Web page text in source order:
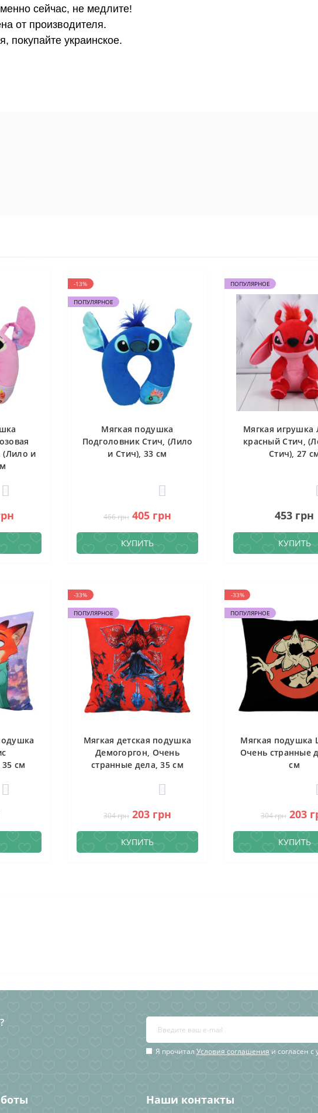
сейчас, не медлите!
от производителя.
покупайте украинское.
(Лило и
-13%
ПОПУЛЯРНОЕ
Мягкая подушка
Подголовник Стич, (Лило
и Стич), 33 см
466 грн 405 грн
КУПИТЬ
ПОПУЛЯРНОЕ
Мягкая игрушка
красный Стич,
Стич), 27
453 грн
КУПИТЬ
см
-33%
ПОПУЛЯРНОЕ
Мягкая детская подушка
Демогоргон, Очень
странные дела, 35 см
304 грн 203 грн
КУПИТЬ
-33%
ПОПУЛЯРНОЕ
Мягкая подушка
Очень странные
см
304 грн 203
КУПИТЬ
Я прочитал Условия соглашения и согласен с
Наши контакты